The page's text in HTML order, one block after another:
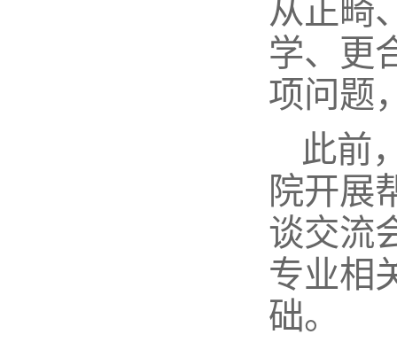
从正畸
学、更
项问题
此前
院开展
谈交流
专业相
础。